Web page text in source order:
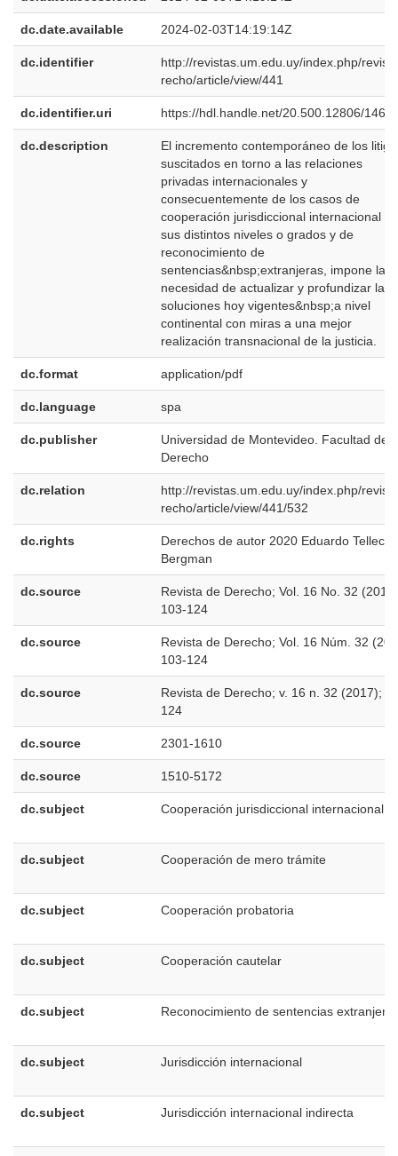
dc.date.available 2024-02-03T14:19:14Z
dc.identifier
http://revistas.um.edu.uy/index.php/
recho/article/view/441
dc.identifier.uri https://hdl.handle.net/20.500.12806/1465
dc.description
El incremento contemporáneo de los
suscitados en torno a las relaciones
privadas internacionales y
consecuentemente de los casos de
cooperación jurisdiccional internacional en
sus distintos niveles o grados y de
reconocimiento de
sentencias&nbsp;extranjeras, impone la
necesidad de actualizar y profundizar las
soluciones hoy vigentes&nbsp;a nivel
continental con miras a una mejor
realización transnacional de la justicia.
dc.format application/pdf
dc.language spa
dc.publisher
Universidad de Montevideo. Facultad de
Derecho
dc.relation
http://revistas.um.edu.uy/index.php/
recho/article/view/441/532
dc.rights
Derechos de autor 2020 Eduardo
Bergman
dc.source
Revista de Derecho; Vol. 16 No. 32
103-124
dc.source
Revista de Derecho; Vol. 16 Núm. 32
103-124
dc.source
Revista de Derecho; v. 16 n. 32 (2017);
124
dc.source 2301-1610
dc.source 1510-5172
dc.subject Cooperación jurisdiccional internacional
dc.subject Cooperación de mero trámite
dc.subject Cooperación probatoria
dc.subject Cooperación cautelar
dc.subject Reconocimiento de sentencias
dc.subject Jurisdicción internacional
dc.subject Jurisdicción internacional indirecta